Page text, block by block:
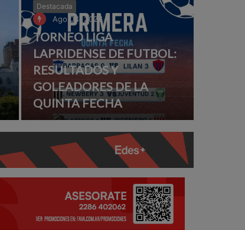
Destacada
Ago 04, 2026
TORNEO LIGA
LAPRIDENSE DE FUTBOL:
RESULTADOS Y
GOLEADORES DE LA
QUINTA FECHA